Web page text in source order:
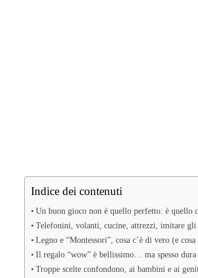
Indice dei contenuti
Un buon gioco non è quello perfetto: è quello
Telefonini, volanti, cucine, attrezzi, imitare gli
Legno e “Montessori”, cosa c’è di vero (e cosa
Il regalo “wow” è bellissimo… ma spesso dura
Troppe scelte confondono, ai bambini e ai